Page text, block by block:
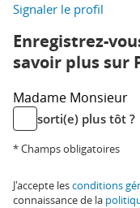
Signaler le profil
Enregistrez-
savoir plus sur
Madame Monsieur
sorti(e) plus tôt ?
* Champs obligatoires
J'accepte lesconditions
connaissance de la